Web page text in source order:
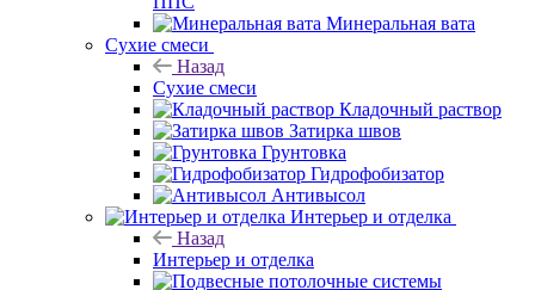
Минеральная вата
Сухие смеси
Назад
Сухие смеси
Кладочный раствор
Затирка швов
Грунтовка
Гидрофобизатор
Антивысол
Интерьер и отделка
Назад
Интерьер и отделка